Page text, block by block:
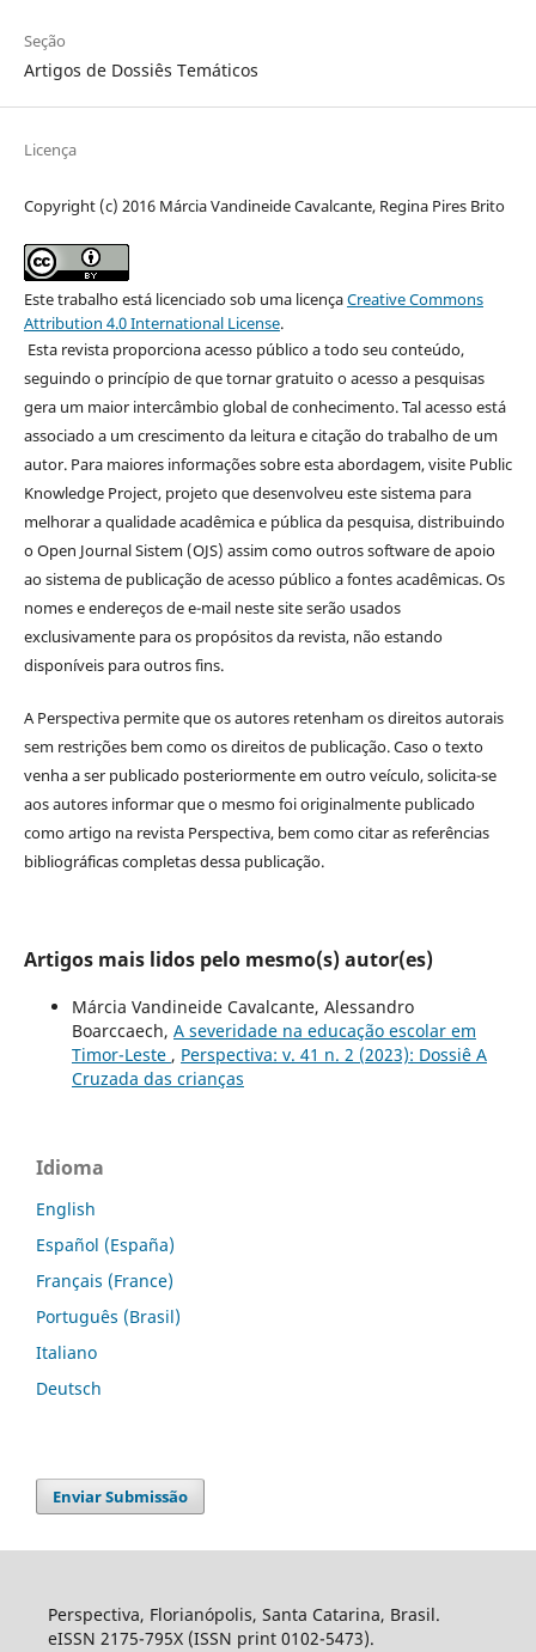
Seção
Artigos de Dossiês Temáticos
Licença
Copyright (c) 2016 Márcia Vandineide Cavalcante, Regina Pires Brito
Este trabalho está licenciado sob uma licençaCreative Commons
Attribution 4.0 International License.
Esta revista proporciona acesso público a todo seu conteúdo,
seguindo o princípio de que tornar gratuito o acesso a pesquisas
gera um maior intercâmbio global de conhecimento. Tal acesso está
associado a um crescimento da leitura e citação do trabalho de um
autor. Para maiores informações sobre esta abordagem, visite Public
Knowledge Project, projeto que desenvolveu este sistema para
melhorar a qualidade acadêmica e pública da pesquisa, distribuindo
o Open Journal Sistem (OJS) assim como outros software de apoio
ao sistema de publicação de acesso público a fontes acadêmicas. Os
nomes e endereços de e-mail neste site serão usados
exclusivamente para os propósitos da revista, não estando
disponíveis para outros fins.
A Perspectiva permite que os autores retenham os direitos autorais
sem restrições bem como os direitos de publicação. Caso o texto
venha a ser publicado posteriormente em outro veículo, solicita-se
aos autores informar que o mesmo foi originalmente publicado
como artigo na revista Perspectiva, bem como citar as referências
bibliográficas completas dessa publicação.
Artigos mais lidos pelo mesmo(s) autor(es)
Márcia Vandineide Cavalcante, Alessandro
Boarccaech, A severidade na educação escolar em
Timor-Leste , Perspectiva: v. 41 n. 2 (2023): Dossiê A
Cruzada das crianças
Idioma
English
Español (España)
Français (France)
Português (Brasil)
Italiano
Deutsch
Enviar Submissão
Perspectiva, Florianópolis, Santa Catarina, Brasil.
eISSN 2175-795X (ISSN print 0102-5473).